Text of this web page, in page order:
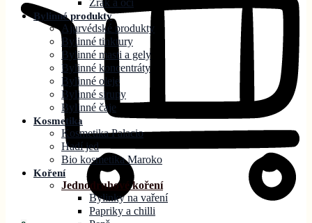
Zrak a oči
Bylinné produkty
Ajurvédské produkty
Bylinné tinktury
Bylinné masti a gely
Bylinné koncentráty
Bylinné oleje
Bylinné sirupy
Bylinné čaje
Kosmetika
Kosmetika Palacio
Hadí jed
Bio kosmetika Maroko
Koření
Jednodruhové koření
Bylinky na vaření
Papriky a chilli